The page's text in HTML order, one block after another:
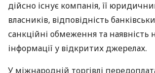
дійсно існує компанія, її
власників, відповідність
санкційні обмеження та наявність
інформації у відкритих джерелах.
У міжнародній торгівлі